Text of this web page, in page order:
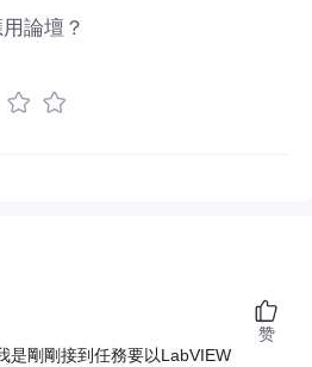
論壇？
是剛剛接到任務要以LabVIEW
赞